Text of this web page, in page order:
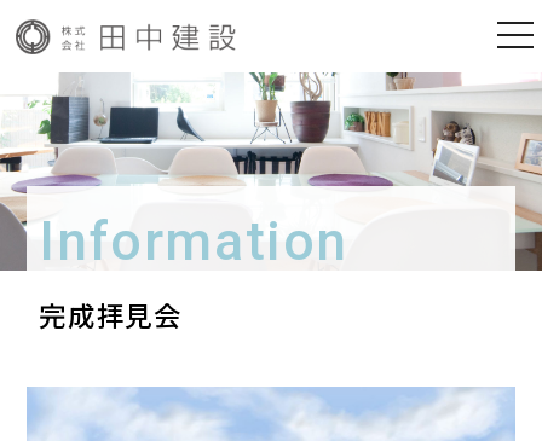
Information
完成拝見会